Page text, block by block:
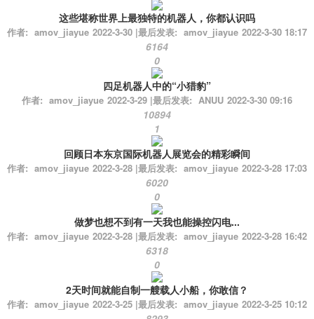
这些堪称世界上最独特的机器人，你都认识吗
作者: amov_jiayue 2022-3-30 |最后发表: amov_jiayue 2022-3-30 18:17
6164
0
四足机器人中的“小猎豹”
作者: amov_jiayue 2022-3-29 |最后发表: ANUU 2022-3-30 09:16
10894
1
回顾日本东京国际机器人展览会的精彩瞬间
作者: amov_jiayue 2022-3-28 |最后发表: amov_jiayue 2022-3-28 17:03
6020
0
做梦也想不到有一天我也能操控闪电...
作者: amov_jiayue 2022-3-28 |最后发表: amov_jiayue 2022-3-28 16:42
6318
0
2天时间就能自制一艘载人小船，你敢信？
作者: amov_jiayue 2022-3-25 |最后发表: amov_jiayue 2022-3-25 10:12